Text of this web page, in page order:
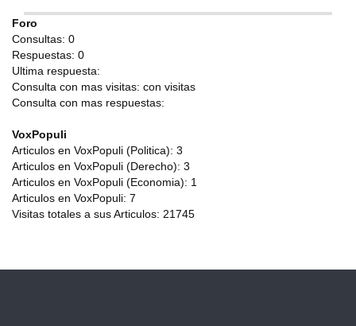
Foro
Consultas: 0
Respuestas: 0
Ultima respuesta:
Consulta con mas visitas: con visitas
Consulta con mas respuestas:
VoxPopuli
Articulos en VoxPopuli (Politica): 3
Articulos en VoxPopuli (Derecho): 3
Articulos en VoxPopuli (Economia): 1
Articulos en VoxPopuli: 7
Visitas totales a sus Articulos: 21745